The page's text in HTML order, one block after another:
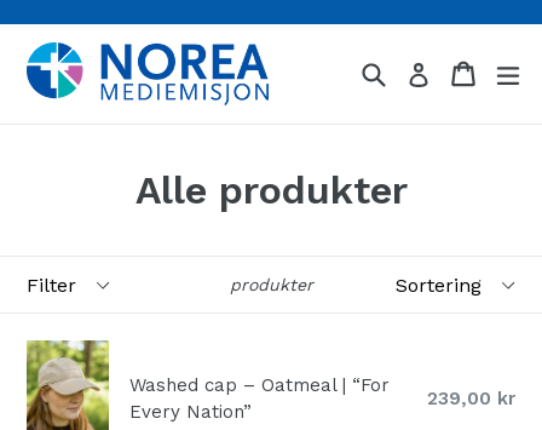
over
innhold
Søk Logg inn
Alle produkter
produkter
Washed cap – Oatmeal | “For
Every Nation”
Normal
239,00 kr